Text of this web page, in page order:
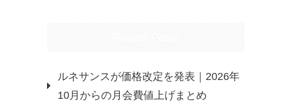
ルネサンスが価格改定を発表｜2026年
10月からの月会費値上げまとめ